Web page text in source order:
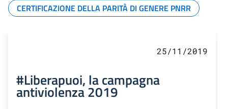
CERTIFICAZIONE DELLA PARITÀ DI GENERE PNRR
25/11/2019
#Liberapuoi, la campagna
antiviolenza 2019